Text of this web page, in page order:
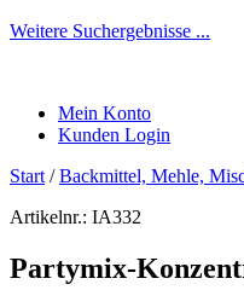
Weitere Suchergebnisse ...
Mein Konto
Kunden Login
Start /Backmittel, Mehle,
Artikelnr.: IA332
Partymix-